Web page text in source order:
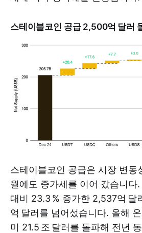
스테이블코인 공급 2,500억 달러
스테이블코인 공급은 시장 변동
월에도 증가세를 이어 갔습니다
대비 23.3 % 증가한 2,537억 달
억 달러를 넘어섰습니다. 올해
미 21.5 조 달러를 돌파해 전년